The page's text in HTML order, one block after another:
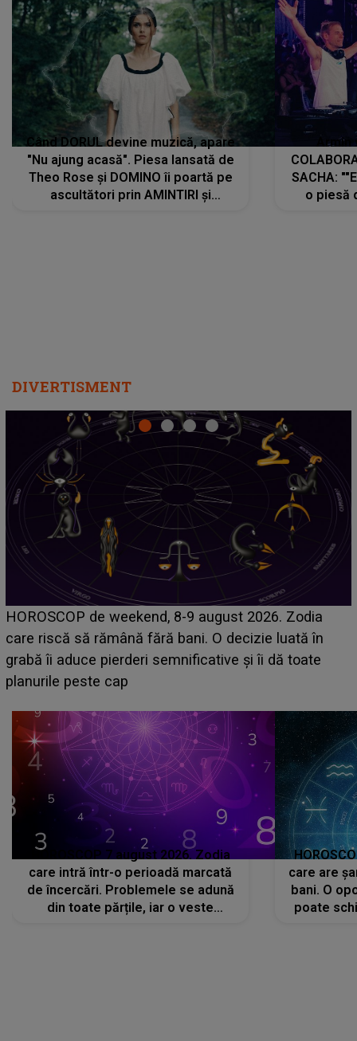
Când DORUL devine muzică, apare
"Nu ajung acasă". Piesa lansată de
Theo Rose și DOMINO îi poartă pe
ascultători prin AMINTIRI și
SACHA:
o piesă
DIVERTISMENT
Emanuel a ținut ACEST DETALIU ASCUNS până
acum! În fața Alexandrei, concurentul din Casa Iubirii
face o MĂRTURISIRE NEAȘTEPTATĂ despre mama
sa: "I-am spus și ei în față, eu nu te iubesc pentru
HOROSCOP 7 august 2026. Zodia
care intră într-o perioadă marcată
de încercări. Problemele se adună
din toate părțile, iar o veste
care are
bani. O
poate